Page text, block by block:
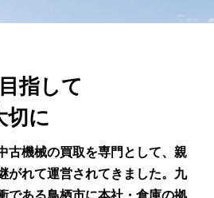
指して
切に
古機械の買取を専門として、親
がれて運営されてきました。九
である鳥栖市に本社・倉庫の拠